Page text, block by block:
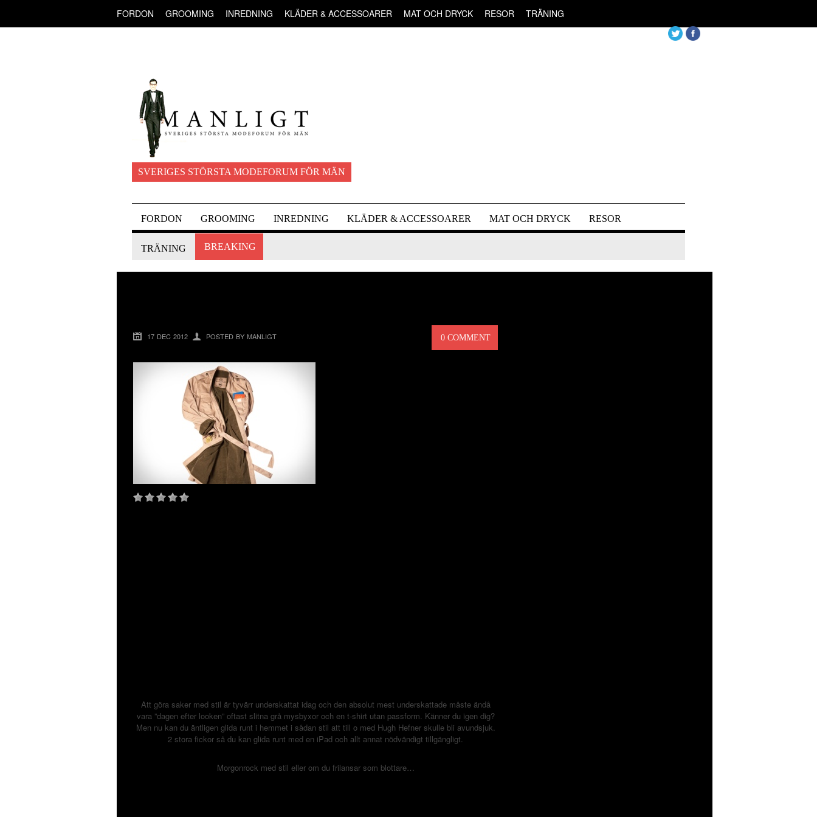
FORDON GROOMING INREDNING KLÄDER & ACCESSOARER MAT OCH DRYCK RESOR TRÄNING
SVERIGES STÖRSTA MODEFORUM FÖR MÄN
FORDON GROOMING INREDNING KLÄDER & ACCESSOARER MAT OCH DRYCK RESOR
TRÄNING BREAKING
0 COMMENT
17 DEC 2012 POSTED BY MANLIGT
Att göra saker med stil är tyvärr underskattat idag och den absolut mest underskattade måste ändå
vara ”dagen efter looken” oftast slitna grå mysbyxor och en t-shirt utan passform. Känner du igen dig?
Men nu kan du äntligen glida runt i hemmet i sådan stil att till o med Hugh Hefner skulle bli avundsjuk.
2 stora fickor så du kan glida runt med en iPad och allt annat nödvändigt tillgängligt.
Morgonrock med stil eller om du frilansar som blottare…